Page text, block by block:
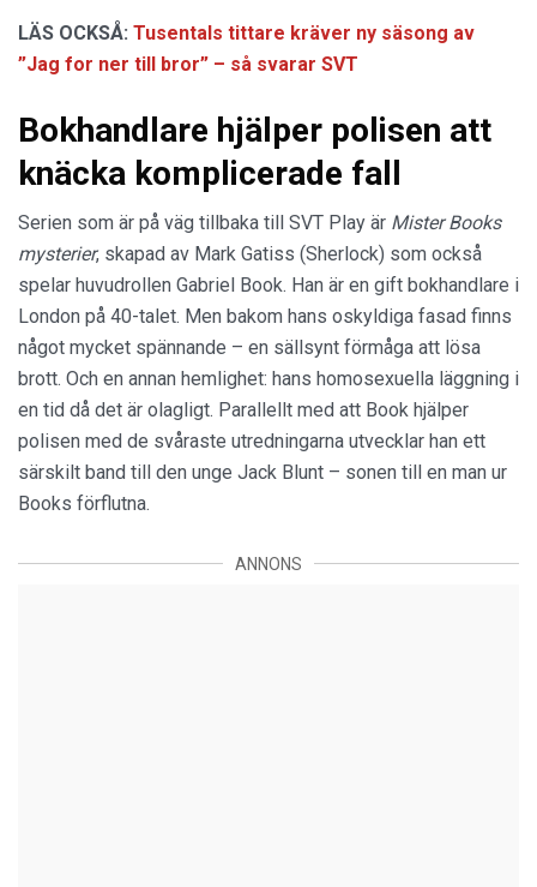
LÄS OCKSÅ: Tusentals tittare kräver ny säsong av
”Jag for ner till bror” – så svarar SVT
Bokhandlare hjälper polisen att
knäcka komplicerade fall
Serien som är på väg tillbaka till SVT Play är Mister Books
mysterier, skapad av Mark Gatiss (Sherlock) som också
spelar huvudrollen Gabriel Book. Han är en gift bokhandlare i
London på 40-talet. Men bakom hans oskyldiga fasad finns
något mycket spännande – en sällsynt förmåga att lösa
brott. Och en annan hemlighet: hans homosexuella läggning i
en tid då det är olagligt. Parallellt med att Book hjälper
polisen med de svåraste utredningarna utvecklar han ett
särskilt band till den unge Jack Blunt – sonen till en man ur
Books förflutna.
ANNONS